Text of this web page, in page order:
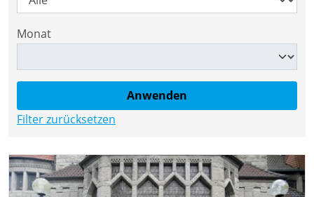
Monat
Filter zurücksetzen